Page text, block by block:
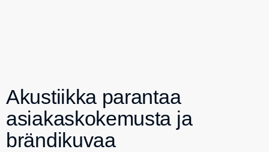
Akustiikka parantaa
asiakaskokemusta ja
brändikuvaa